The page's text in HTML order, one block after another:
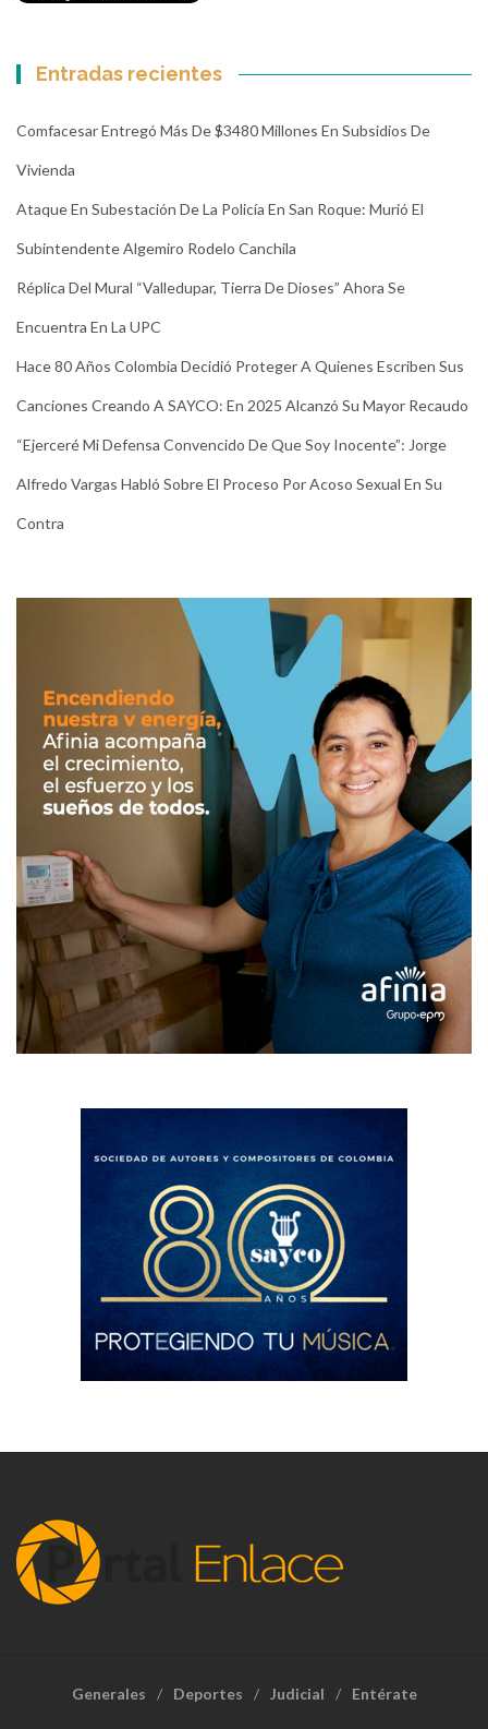
Entradas recientes
Comfacesar Entregó Más De $3480 Millones En Subsidios De
Vivienda
Ataque En Subestación De La Policía En San Roque: Murió El
Subintendente Algemiro Rodelo Canchila
Réplica Del Mural “Valledupar, Tierra De Dioses” Ahora Se
Encuentra En La UPC
Hace 80 Años Colombia Decidió Proteger A Quienes Escriben Sus
Canciones Creando A SAYCO: En 2025 Alcanzó Su Mayor Recaudo
“Ejerceré Mi Defensa Convencido De Que Soy Inocente”: Jorge
Alfredo Vargas Habló Sobre El Proceso Por Acoso Sexual En Su
Contra
Generales Deportes Judicial Entérate